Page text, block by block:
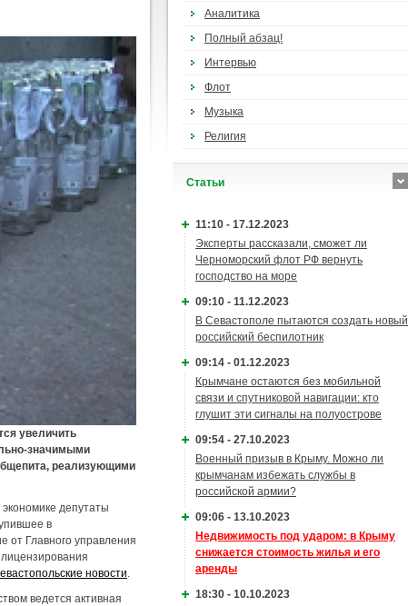
увеличить
значимыми
реализующими
депутаты
в
от Главного управления
новости
ведется активная
Аналитика
Полный абзац!
Интервью
Флот
Музыка
Религия
Cтатьи
11:10 - 17.12.2023
Эксперты рассказали, сможет ли
Черноморский флот РФ вернуть
господство на море
09:10 - 11.12.2023
В Севастополе пытаются создать новый
российский беспилотник
09:14 - 01.12.2023
Крымчане остаются без мобильной
связи и спутниковой навигации: кто
глушит эти сигналы на полуострове
09:54 - 27.10.2023
Военный призыв в Крыму. Можно ли
крымчанам избежать службы в
российской армии?
09:06 - 13.10.2023
Недвижимость под ударом: в Крыму
снижается стоимость жилья и его
аренды
18:30 - 10.10.2023